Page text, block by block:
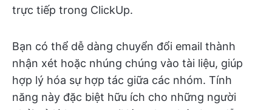
trực tiếp trong ClickUp.
Bạn có thể dễ dàng chuyển đổi email thành
nhận xét hoặc nhúng chúng vào tài liệu, giúp
hợp lý hóa sự hợp tác giữa các nhóm. Tính
năng này đặc biệt hữu ích cho những người